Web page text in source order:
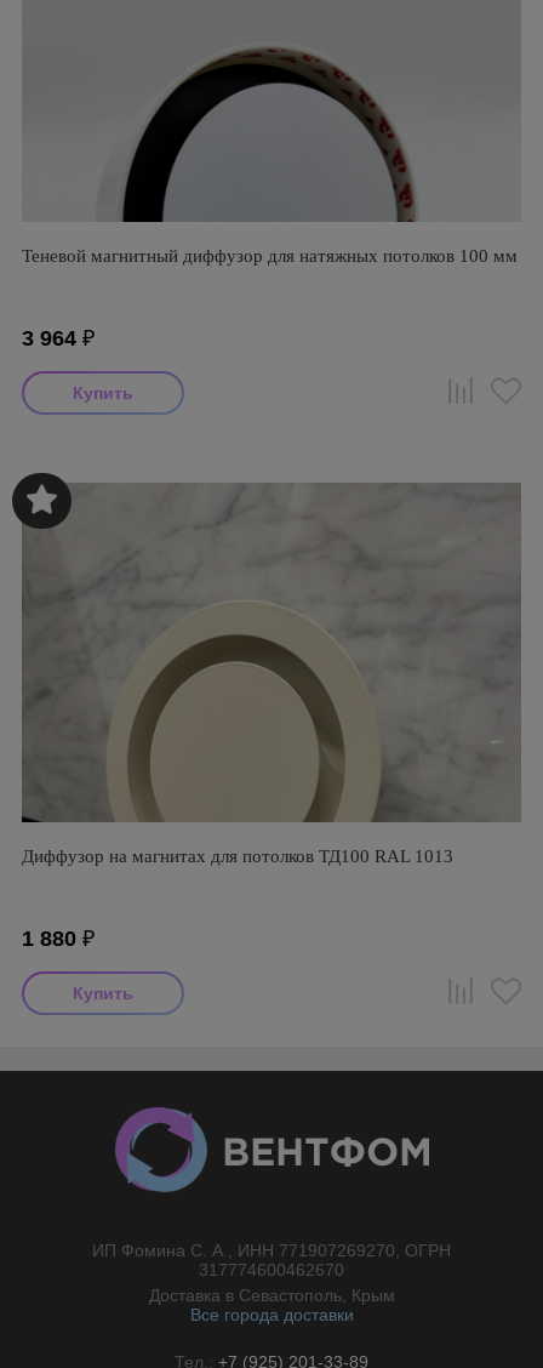
Теневой магнитный диффузор для натяжных потолков 100 мм
3 964 ₽
Диффузор на магнитах для потолков ТД100 RAL 1013
1 880 ₽
ИП Фомина С. А., ИНН 771907269270, ОГРН
317774600462670
Доставка в Севастополь, Крым
Все города доставки
Тел.: +7 (925) 201-33-89